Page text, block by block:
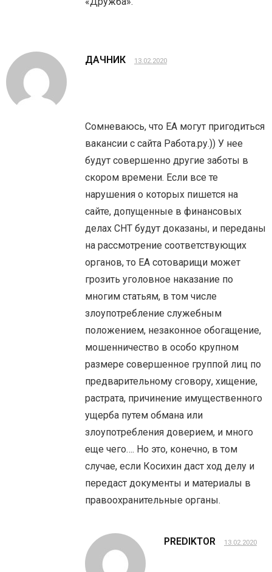
ДАЧНИК 13.02.2020
Сомневаюсь, что ЕА могут пригодиться
вакансии с сайта Работа.ру.)) У нее
будут совершенно другие заботы в
скором времени. Если все те
нарушения о которых пишется на
сайте, допущенные в финансовых
делах СНТ будут доказаны, и переданы
на рассмотрение соответствующих
органов, то ЕА сотоварищи может
грозить уголовное наказание по
многим статьям, в том числе
злоупотребление служебным
положением, незаконное обогащение,
мошенничество в особо крупном
размере совершенное группой лиц по
предварительному сговору, хищение,
растрата, причинение имущественного
ущерба путем обмана или
злоупотребления доверием, и много
еще чего…. Но это, конечно, в том
случае, если Косихин даст ход делу и
передаст документы и материалы в
правоохранительные органы.
PREDIKTOR 13.02.2020